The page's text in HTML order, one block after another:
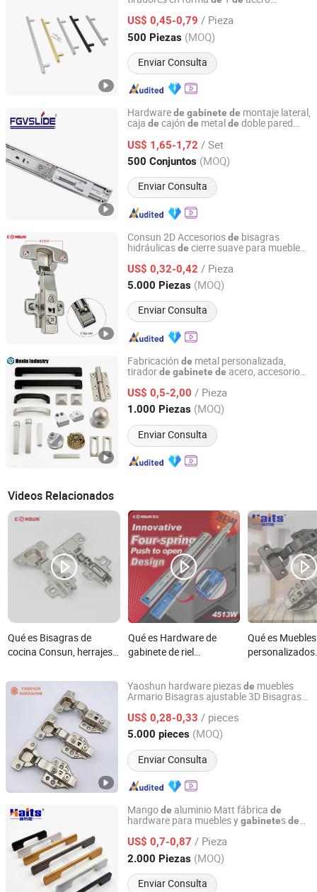
US$ 0,45-0,79 / Pieza
500 Piezas (MOQ)
Enviar Consulta
Guangdong Yijun Precision Technology Co., Ltd.
Guangdong, China Desde 2018
Hardwarede gabinete de montaje lateral,
caja de cajón de metalde doble pared
US$ 1,65-1,72 / Set
500 Conjuntos (MOQ)
Enviar Consulta
Foshan Shunde Dongyue Metal & Plastic Products Co.,
Ltd.
Guangdong, China
Consun 2D Accesoriosde bisagras
hidráulicasde cierre suave para muebles
US$ 0,32-0,42 / Pieza
5.000 Piezas (MOQ)
Enviar Consulta
Qingyuan Consun Hardware Electrical Products Company
Limited
Guangdong, China Desde 2026
Fabricación de metal personalizada,
tiradorde gabinete de acero, accesorios
computadora, bisagra
vidrio, piezas derepuesto, ferretería
US$ 0,5-2,00 / Pieza
1.000 Piezas (MOQ)
Enviar Consulta
Xiamen Hoxin Industry Tech Co., Ltd.
Fujian, China Desde 2026
Videos Relacionados
Qué es Bisagras de
cocina Consun, herrajes
cierre automático
hidráulico, bisagra de
cierre suave para
muebles
Qué es Hardware de
gabinete de riel
45mm Cuatro
deslizadores de cajón
presión para muebles
Qué es Muebles
personalizados
Armario
cierre suave
Yaoshun hardware piezasde muebles
Armario Bisagras ajustable 3D Bisagras
US$ 0,28-0,33 / pieces
5.000 pieces (MOQ)
Enviar Consulta
Jieyang Yaoshun Hardware Co., Ltd.
Guangdong, China Desde 2024
Mangode aluminio Matt fábrica de
hardware para muebles ygabinetesde
US$ 0,7-0,87 / Pieza
2.000 Piezas (MOQ)
Enviar Consulta
Jiangmen Tianhao Hardware And Electric Appliance
Co.,Ltd
Guangdong, China Desde 2016